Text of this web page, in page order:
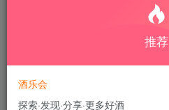
推荐
酒乐会
探索·发现·分享·更多好酒